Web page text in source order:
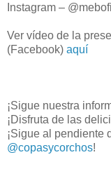
Instagram –
Ver vídeo de la
(Facebook) aquí
¡Sigue nuestra
¡Disfruta de las
¡Sigue al pendiente
@copasycorchos!